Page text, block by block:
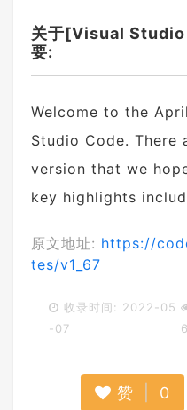
关于[Visual
要:
Welcome to the
Studio Code. There
version that we
key highlights
原文地址: https://
tes/v1_67
收录时间: 2022-05
-07
赞 0